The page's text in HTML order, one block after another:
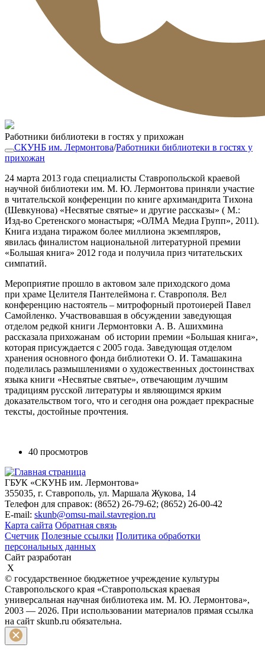
Работники библиотеки в гостях у прихожан
СКУНБ им. Лермонтова/Работники библиотеки в гостях у
прихожан
24 марта 2013 года специалисты Ставропольской краевой
научной библиотеки им. М. Ю. Лермонтова приняли участие
в читательской конференции по книге архимандрита Тихона
(Шевкунова) «Несвятые святые» и другие рассказы» ( М.:
Изд-во Сретенского монастыря; «ОЛМА Медиа Групп», 2011).
Книга издана тиражом более миллиона экземпляров,
явилась финалистом национальной литературной премии
«Большая книга» 2012 года и получила приз читательских
симпатий.
Мероприятие прошло в актовом зале приходского дома
при храме Целителя Пантелеймона г. Ставрополя. Вел
конференцию настоятель – митрофорный протоиерей Павел
Самойленко. Участвовавшая в обсуждении заведующая
отделом редкой книги Лермонтовки А. В. Ашихмина
рассказала прихожанам об истории премии «Большая книга»,
которая присуждается с 2005 года. Заведующая отделом
хранения основного фонда библиотеки О. И. Тамашакина
поделилась размышлениями о художественных достоинствах
языка книги «Несвятые святые», отвечающим лучшим
традициям русской литературы и являющимся ярким
доказательством того, что и сегодня она рождает прекрасные
тексты, достойные прочтения.
40 просмотров
ГБУК «СКУНБ им. Лермонтова»
355035, г. Ставрополь, ул. Маршала Жукова, 14
Телефон для справок: (8652) 26-79-62; (8652) 26-00-42
E-mail: skunb@omsu-mail.stavregion.ru
Карта сайта Обратная связь
Счетчик Полезные ссылки Политика обработки
персональных данных
Сайт разработан
X
© государственное бюджетное учреждение культуры
Ставропольского края «Ставропольская краевая
универсальная научная библиотека им. М. Ю. Лермонтова»,
2003 — 2026. При использовании материалов прямая ссылка
на сайт skunb.ru обязательна.